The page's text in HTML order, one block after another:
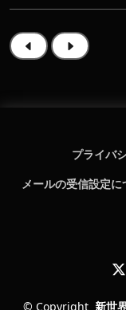
プライバ
メールの受信設定に
© Copyright 新世